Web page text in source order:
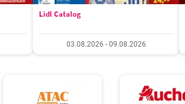
Lidl Catalog
03.08.2026 - 09.08.2026